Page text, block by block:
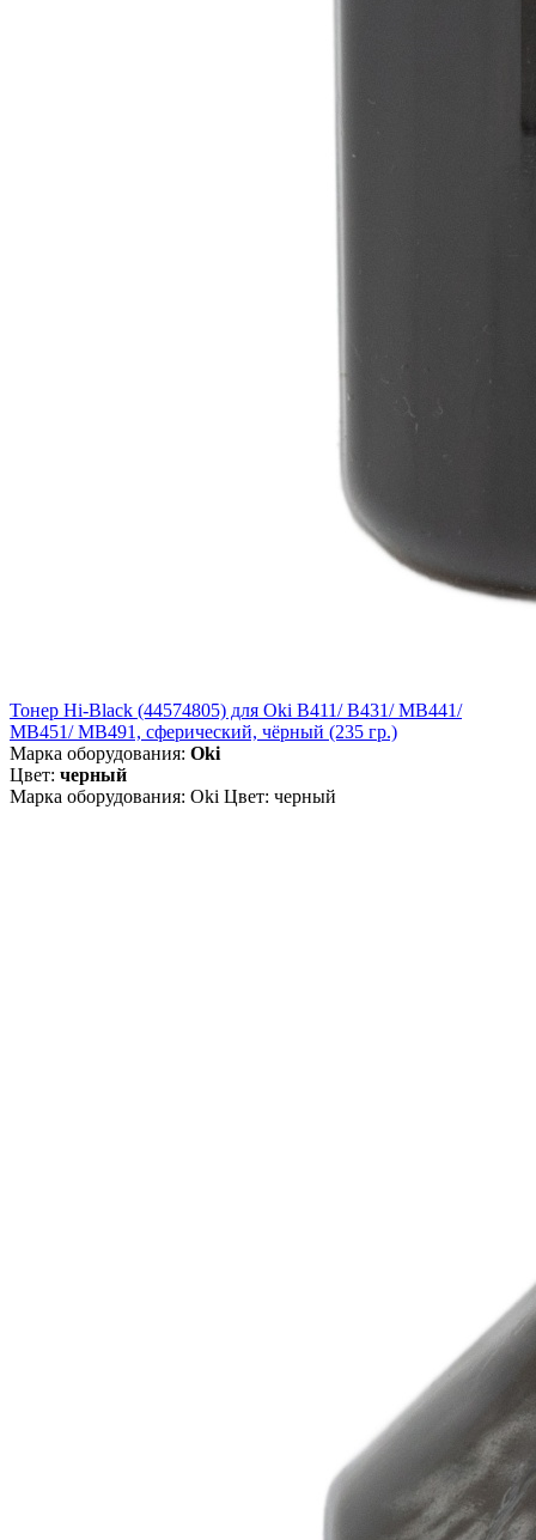
Тонер Hi-Black (44574805) для Oki B411/ B431/ MB441/
MB451/ MB491, сферический, чёрный (235 гр.)
Марка оборудования: Oki
Цвет: черный
Марка оборудования: Oki Цвет: черный